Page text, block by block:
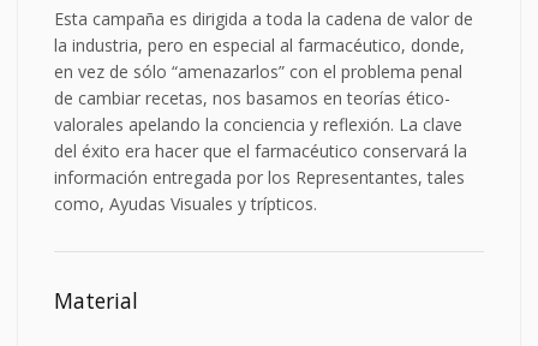
Esta campaña es dirigida a toda la cadena de valor de
la industria, pero en especial al farmacéutico, donde,
en vez de sólo “amenazarlos” con el problema penal
de cambiar recetas, nos basamos en teorías ético-
valorales apelando la conciencia y reflexión. La clave
del éxito era hacer que el farmacéutico conservará la
información entregada por los Representantes, tales
como, Ayudas Visuales y trípticos.
Material